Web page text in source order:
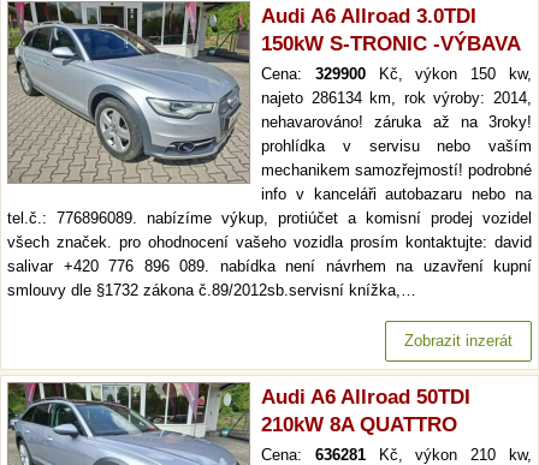
Audi A6 Allroad 3.0TDI
150kW S-TRONIC -VÝBAVA
Cena: 329900Kč, výkon 150 kw,
najeto 286134 km, rok výroby: 2014,
nehavarováno! záruka až na 3roky!
prohlídka v servisu nebo vaším
mechanikem samozřejmostí! podrobné
info v kanceláři autobazaru nebo na
tel.č.: 776896089. nabízíme výkup, protiúčet a komisní prodej vozidel
všech značek. pro ohodnocení vašeho vozidla prosím kontaktujte: david
salivar +420 776 896 089. nabídka není návrhem na uzavření kupní
smlouvy dle §1732 zákona č.89/2012sb.servisní knížka,…
Zobrazit inzerát
Audi A6 Allroad 50TDI
210kW 8A QUATTRO
Cena: 636281Kč, výkon 210 kw,